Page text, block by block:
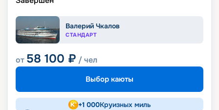
Валерий Чкалов
СТАНДАРТ
от 58 100 ₽ / чел
Выбор каюты
+1 000Круизных миль